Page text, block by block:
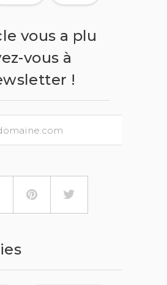
vous a plu
vous à
!